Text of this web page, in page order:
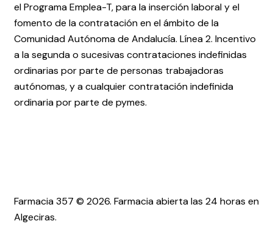
el Programa Emplea-T, para la inserción laboral y el
fomento de la contratación en el ámbito de la
Comunidad Autónoma de Andalucía. Línea 2. Incentivo
a la segunda o sucesivas contrataciones indefinidas
ordinarias por parte de personas trabajadoras
autónomas, y a cualquier contratación indefinida
ordinaria por parte de pymes.
Farmacia 357 © 2026. Farmacia abierta las 24 horas en
Algeciras.